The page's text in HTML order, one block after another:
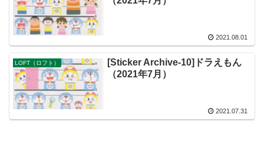
2021.08.01
LOFT（ロフト）
[Sticker Archive-10]ドラえもん
（2021年7月）
2021.07.31